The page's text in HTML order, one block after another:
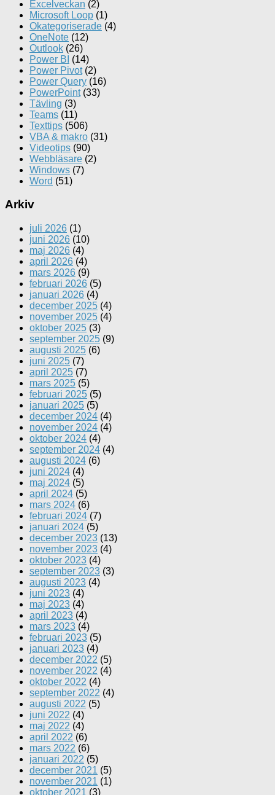
Excelveckan (2)
Microsoft Loop (1)
Okategoriserade (4)
OneNote (12)
Outlook (26)
Power BI (14)
Power Pivot(2)
Power Query (16)
PowerPoint(33)
Tävling (3)
Teams (11)
Texttips (506)
VBA & makro (31)
Videotips (90)
Webbläsare (2)
Windows (7)
Word (51)
Arkiv
juli 2026 (1)
juni 2026 (10)
maj 2026 (4)
april 2026 (4)
mars 2026 (9)
februari 2026 (5)
januari 2026 (4)
december 2025 (4)
november 2025 (4)
oktober 2025 (3)
september 2025 (9)
augusti 2025 (6)
juni 2025 (7)
april 2025 (7)
mars 2025 (5)
februari 2025 (5)
januari 2025 (5)
december 2024 (4)
november 2024 (4)
oktober 2024 (4)
september 2024 (4)
augusti 2024 (6)
juni 2024 (4)
maj 2024 (5)
april 2024 (5)
mars 2024 (6)
februari 2024 (7)
januari 2024 (5)
december 2023 (13)
november 2023 (4)
oktober 2023 (4)
september 2023 (3)
augusti 2023 (4)
juni 2023 (4)
maj 2023 (4)
april 2023 (4)
mars 2023 (4)
februari 2023 (5)
januari 2023 (4)
december 2022 (5)
november 2022 (4)
oktober 2022 (4)
september 2022 (4)
augusti 2022 (5)
juni 2022 (4)
maj 2022 (4)
april 2022 (6)
mars 2022 (6)
januari 2022 (5)
december 2021 (5)
november 2021 (1)
oktober 2021 (3)